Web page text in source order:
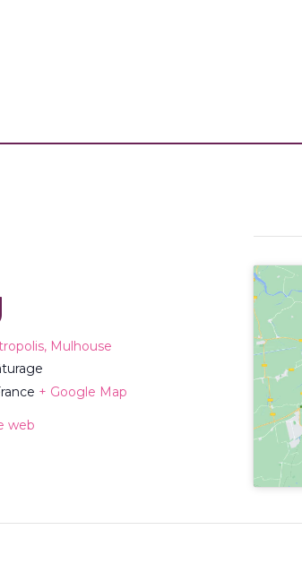
Mulhouse
+ Google Map
web